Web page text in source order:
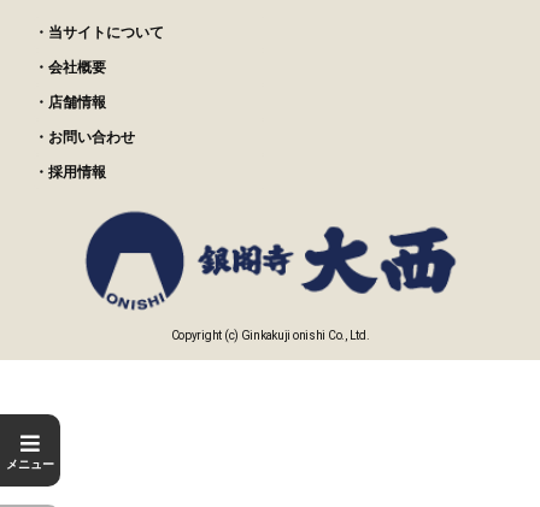
メニュー
・当サイトについて
・会社概要
・店舗情報
・お問い合わせ
・採用情報
Copyright (c) Ginkakuji onishi Co., Ltd.